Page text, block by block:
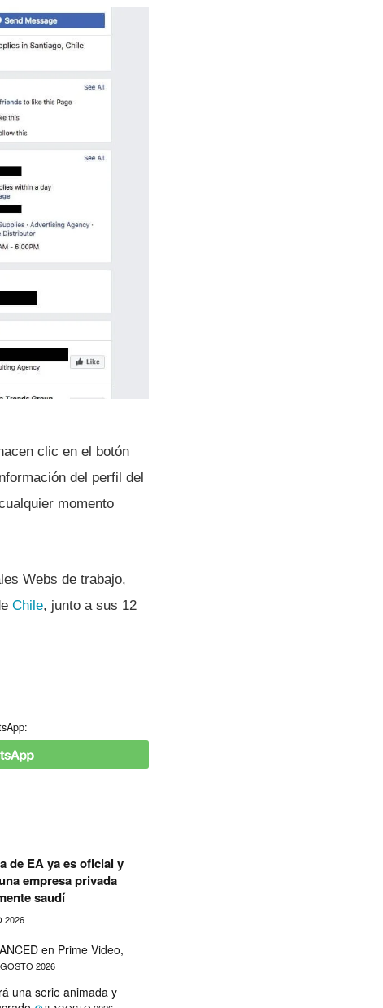
clic en el botón
del perfil del
momento
Webs de trabajo,
Chile, junto a sus 12
de EA ya es oficial y
empresa privada
saudí
2026
en Prime Video,
2026
una serie animada y